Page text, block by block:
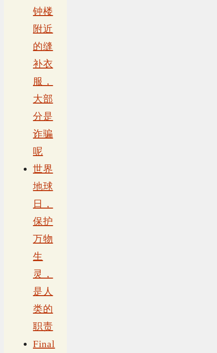
钟楼
附近
的缝
补衣
服，
大部
分是
诈骗
呢
世界
地球
日，
保护
万物
生
灵，
是人
类的
职责
Final